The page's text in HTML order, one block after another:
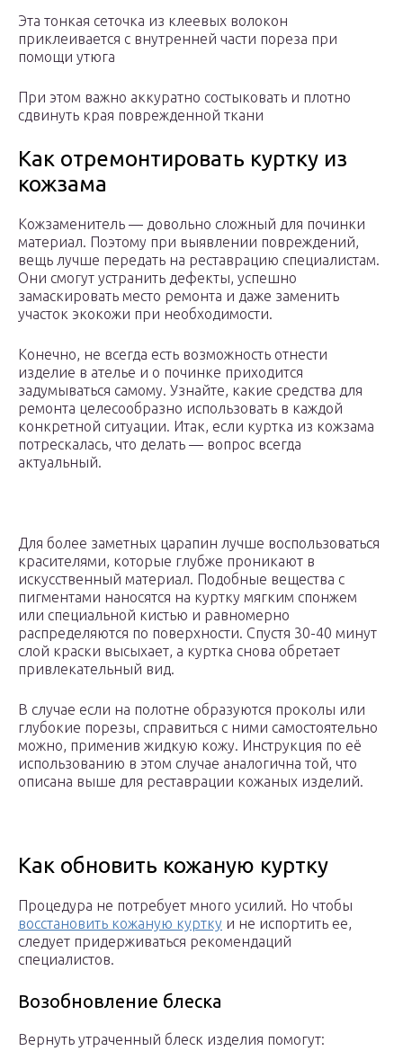
Эта тонкая сеточка из клеевых волокон
приклеивается с внутренней части пореза при
помощи утюга
При этом важно аккуратно состыковать и плотно
сдвинуть края поврежденной ткани
Как отремонтировать куртку из
кожзама
Кожзаменитель — довольно сложный для починки
материал. Поэтому при выявлении повреждений,
вещь лучше передать на реставрацию специалистам.
Они смогут устранить дефекты, успешно
замаскировать место ремонта и даже заменить
участок экокожи при необходимости.
Конечно, не всегда есть возможность отнести
изделие в ателье и о починке приходится
задумываться самому. Узнайте, какие средства для
ремонта целесообразно использовать в каждой
конкретной ситуации. Итак, если куртка из кожзама
потрескалась, что делать — вопрос всегда
актуальный.
Для более заметных царапин лучше воспользоваться
красителями, которые глубже проникают в
искусственный материал. Подобные вещества с
пигментами наносятся на куртку мягким спонжем
или специальной кистью и равномерно
распределяются по поверхности. Спустя 30-40 минут
слой краски высыхает, а куртка снова обретает
привлекательный вид.
В случае если на полотне образуются проколы или
глубокие порезы, справиться с ними самостоятельно
можно, применив жидкую кожу. Инструкция по её
использованию в этом случае аналогична той, что
описана выше для реставрации кожаных изделий.
Как обновить кожаную куртку
Процедура не потребует много усилий. Но чтобы
восстановить кожаную куртку и не испортить ее,
следует придерживаться рекомендаций
специалистов.
Возобновление блеска
Вернуть утраченный блеск изделия помогут: